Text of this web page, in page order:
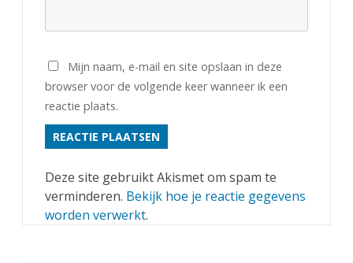
Mijn naam, e-mail en site opslaan in deze
browser voor de volgende keer wanneer ik een
reactie plaats.
Deze site gebruikt Akismet om spam te
verminderen. Bekijk hoe je reactie gegevens
worden verwerkt.